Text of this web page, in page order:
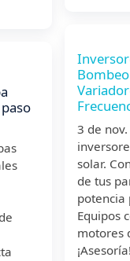
3 de
solar.
de tus
potencia
Equipos
motores
¡Asesoría!